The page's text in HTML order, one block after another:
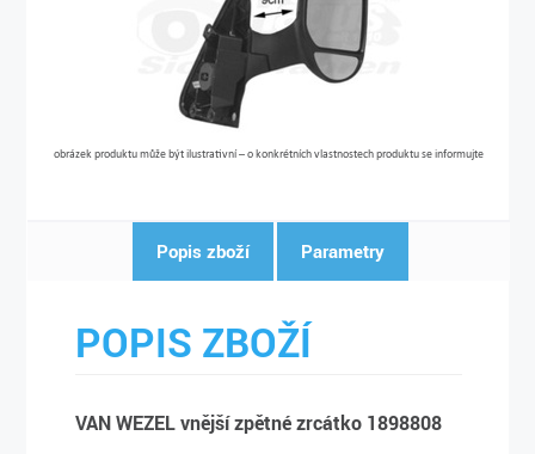
obrázek produktu může být ilustrativní – o konkrétních vlastnostech produktu se informujte
Popis zboží Parametry
POPIS ZBOŽÍ
VAN WEZEL vnější zpětné zrcátko 1898808